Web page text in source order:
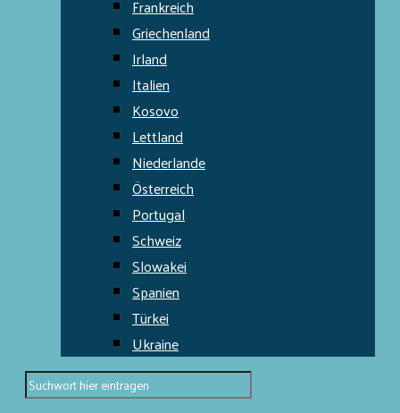
Frankreich
Griechenland
Irland
Italien
Kosovo
Lettland
Niederlande
Österreich
Portugal
Schweiz
Slowakei
Spanien
Türkei
Ukraine